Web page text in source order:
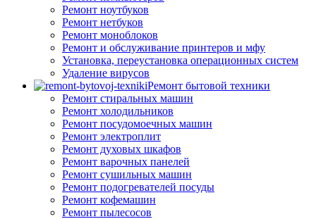
Ремонт ноутбуков
Ремонт нетбуков
Ремонт моноблоков
Ремонт и обслуживание принтеров и мфу
Установка, переустановка операционных систем
Удаление вирусов
Ремонт бытовой техники
Ремонт стиральных машин
Ремонт холодильников
Ремонт посудомоечных машин
Ремонт электроплит
Ремонт духовых шкафов
Ремонт варочных панелей
Ремонт сушильных машин
Ремонт подогревателей посуды
Ремонт кофемашин
Ремонт пылесосов